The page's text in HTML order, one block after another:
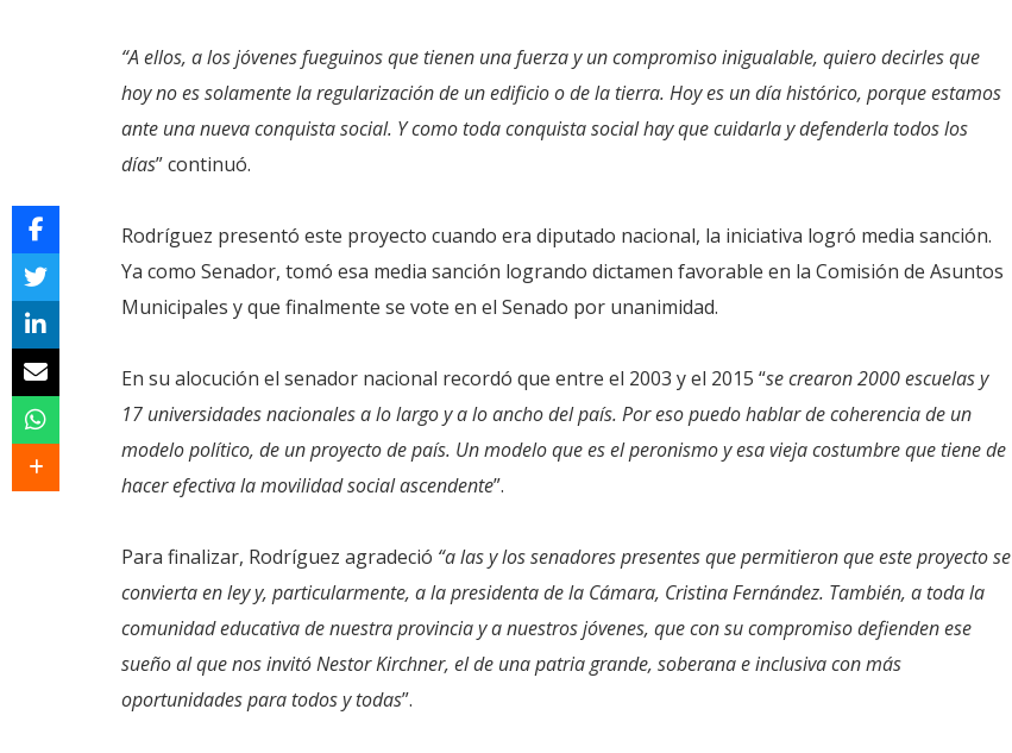
“A ellos, a los jóvenes fueguinos que tienen una fuerza y un compromiso inigualable, quiero decirles que
hoy no es solamente la regularización de un edificio o de la tierra. Hoy es un día histórico, porque estamos
ante una nueva conquista social. Y como toda conquista social hay que cuidarla y defenderla todos los
días” continuó.
Rodríguez presentó este proyecto cuando era diputado nacional, la iniciativa logró media sanción.
Ya como Senador, tomó esa media sanción logrando dictamen favorable en la Comisión de Asuntos
Municipales y que finalmente se vote en el Senado por unanimidad.
En su alocución el senador nacional recordó que entre el 2003 y el 2015 “se crearon 2000 escuelas y
17 universidades nacionales a lo largo y a lo ancho del país. Por eso puedo hablar de coherencia de un
modelo político, de un proyecto de país. Un modelo que es el peronismo y esa vieja costumbre que tiene de
hacer efectiva la movilidad social ascendente”.
Para finalizar, Rodríguez agradeció “a las y los senadores presentes que permitieron que este proyecto se
convierta en ley y, particularmente, a la presidenta de la Cámara, Cristina Fernández. También, a toda la
comunidad educativa de nuestra provincia y a nuestros jóvenes, que con su compromiso defienden ese
sueño al que nos invitó Nestor Kirchner, el de una patria grande, soberana e inclusiva con más
oportunidades para todos y todas”.